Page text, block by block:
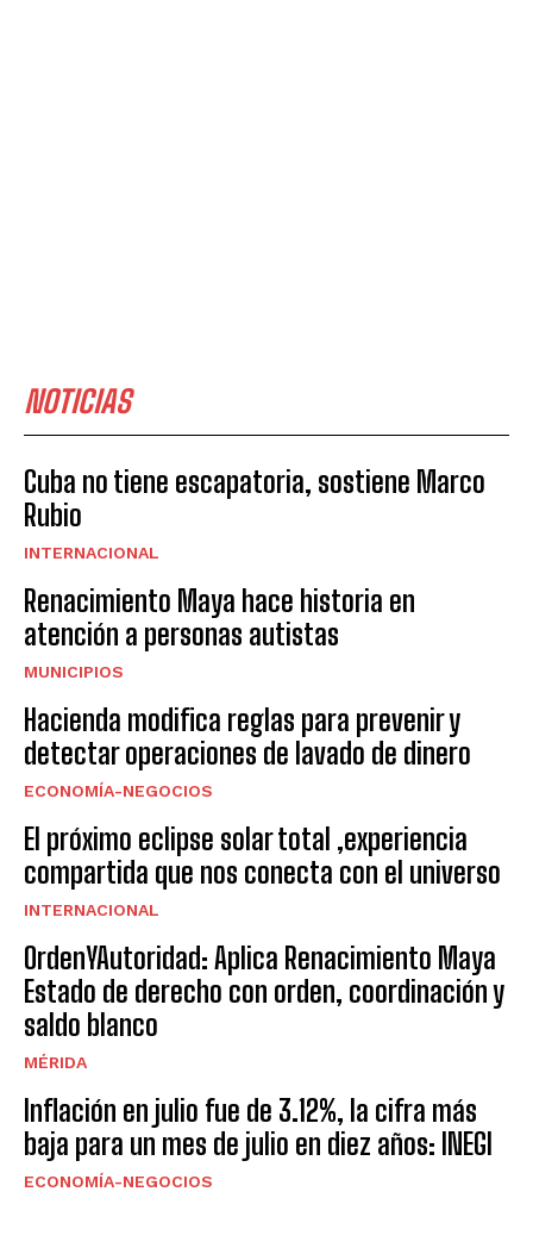
NOTICIAS
Cuba no tiene escapatoria, sostiene Marco
Rubio
INTERNACIONAL
Renacimiento Maya hace historia en
atención a personas autistas
MUNICIPIOS
Hacienda modifica reglas para prevenir y
detectar operaciones de lavado de dinero
ECONOMÍA-NEGOCIOS
El próximo eclipse solar total ,experiencia
compartida que nos conecta con el universo
INTERNACIONAL
OrdenYAutoridad: Aplica Renacimiento Maya
Estado de derecho con orden, coordinación y
saldo blanco
MÉRIDA
Inflación en julio fue de 3.12%, la cifra más
baja para un mes de julio en diez años: INEGI
ECONOMÍA-NEGOCIOS